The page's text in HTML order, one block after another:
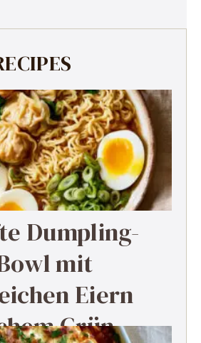
Dumpling-
mit
Eiern
Grün